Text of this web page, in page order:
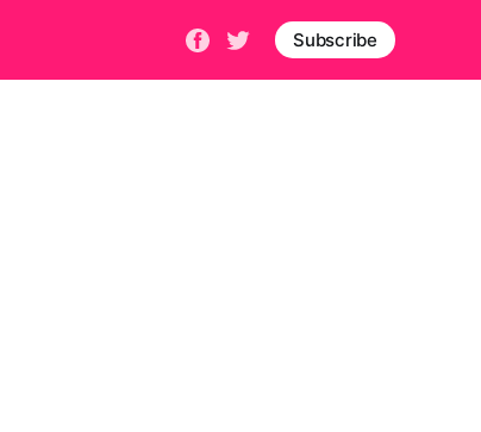
Subscribe